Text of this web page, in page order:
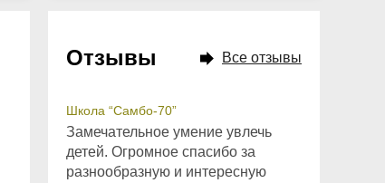
Отзывы Все отзывы
Школа “Самбо-70”
Замечательное умение увлечь
детей. Огромное спасибо за
разнообразную и интересную